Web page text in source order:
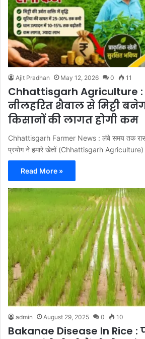
Ajit Pradhan May 12, 2026 0 11
Chhattisgarh Agriculture :
नीलहरित शैवाल से मिट्टी
किसानों की लागत होगी कम
Chhattisgarh Farmer News : लंबे समय तक
प्रयोग ने हमारे खेतों (Chhattisgarh Agriculture)
Read More »
admin August 29, 2025 0 10
Bakanae Disease In Rice